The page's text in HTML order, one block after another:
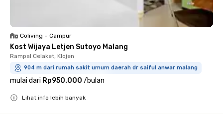
Coliving • Campur
Kost Wijaya Letjen Sutoyo Malang
Rampal Celaket, Klojen
904 m dari rumah sakit umum daerah dr saiful anwar malang
mulai dari Rp950.000 /bulan
Lihat info lebih banyak